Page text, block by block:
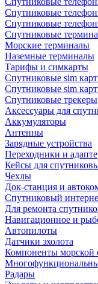
Спутниковые
Спутниковые
Спутниковые
Морские терминалы
Наземные терминалы
Тарифы и симкарты
Спутниковые sim
Спутниковые sim
Спутниковые трекеры
Аксессуары для
Аккумуляторы
Антенны
Зарядные устройства
Переходники и
Кейсы для
Чехлы
Док-станция и
Спутниковый
Для ремонта
Навигационное и
Автопилоты
Датчики эхолота
Компоненты морской
Радары